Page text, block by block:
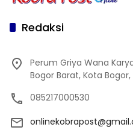
Redaksi
Perum Griya Wana
Bogor Barat, Kota
085217000530